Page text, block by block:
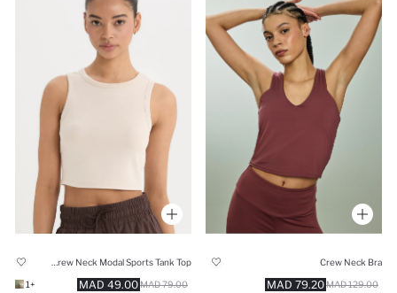
Crew Neck Bra
79.20 MAD 129.00 MAD
49.00 MAD 79.00 MAD
+1